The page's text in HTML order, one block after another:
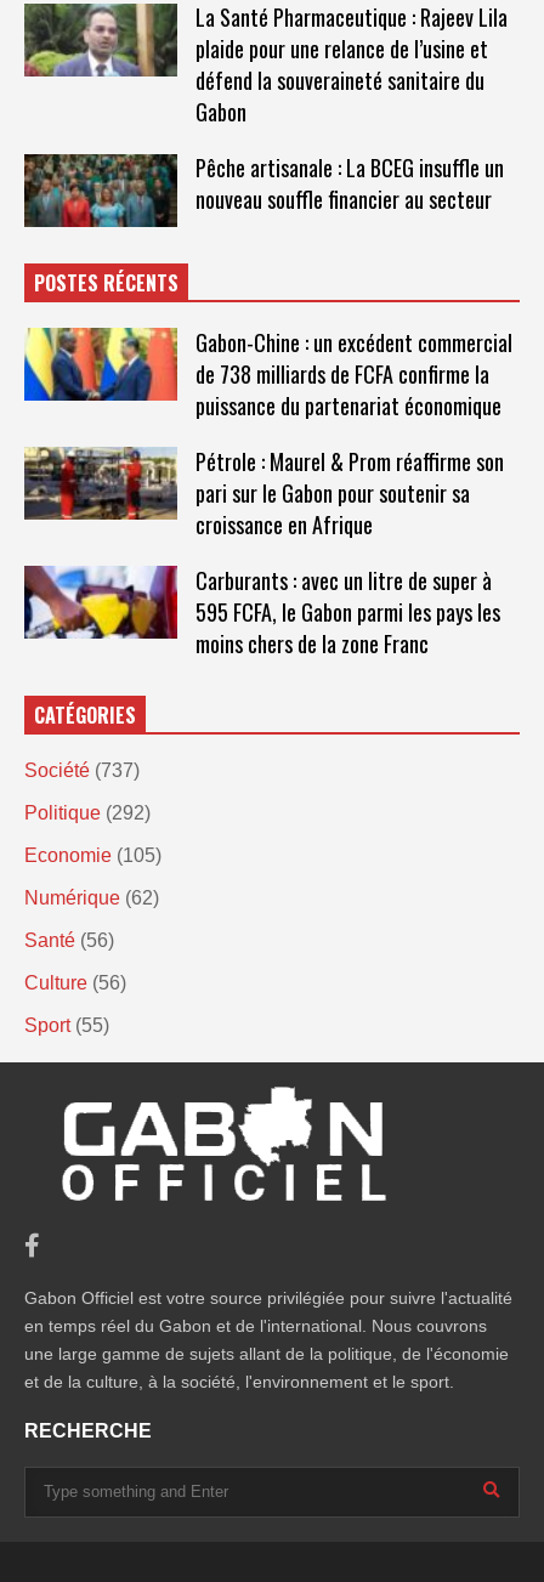
La Santé Pharmaceutique : Rajeev Lila
plaide pour une relance de l’usine et
défend la souveraineté sanitaire du
Gabon
Pêche artisanale : La BCEG insuffle un
nouveau souffle financier au secteur
POSTES RÉCENTS
Gabon-Chine : un excédent commercial
de 738 milliards de FCFA confirme la
puissance du partenariat économique
Pétrole : Maurel & Prom réaffirme son
pari sur le Gabon pour soutenir sa
croissance en Afrique
Carburants : avec un litre de super à
595 FCFA, le Gabon parmi les pays les
moins chers de la zone Franc
CATÉGORIES
Société (737)
Politique (292)
Economie (105)
Numérique (62)
Santé (56)
Culture (56)
Sport (55)
Gabon Officiel est votre source privilégiée pour suivre l'actualité
en temps réel du Gabon et de l'international. Nous couvrons
une large gamme de sujets allant de la politique, de l'économie
et de la culture, à la société, l'environnement et le sport.
RECHERCHE